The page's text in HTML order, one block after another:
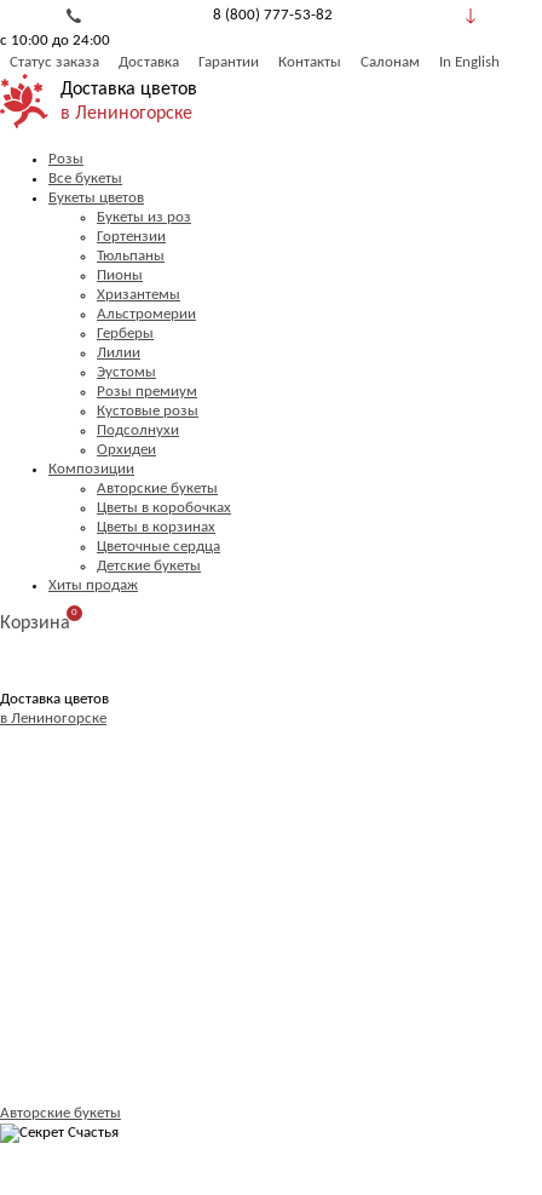
8 (800) 777-53-82
с 10:00 до 24:00
Статус заказа
Доставка Гарантии Контакты Салонам In English
Доставка цветов
в Лениногорске
Розы
Все букеты
Букеты цветов
Букеты из роз
Гортензии
Тюльпаны
Пионы
Хризантемы
Альстромерии
Герберы
Лилии
Эустомы
Розы премиум
Кустовые розы
Подсолнухи
Орхидеи
Композиции
Авторские букеты
Цветы в коробочках
Цветы в корзинах
Цветочные сердца
Детские букеты
Хиты продаж
Корзина
0
Доставка цветов
в Лениногорске
Авторские букеты